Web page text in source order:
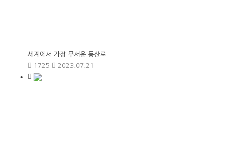
세계에서 가장 무서운 등산로
1725
2023.07.21